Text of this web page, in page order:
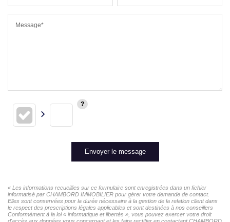
Message*
Envoyer le message
« Les informations recueillies sur ce formulaire sont enregistrées dans un fichier
informatisé par CHAMBORD IMMOBILIER pour gérer votre demande de contact.
Elles sont conservées pour la durée nécessaire à la gestion de la relation client dans
le respect des prescriptions légales applicables et sont destinées à nos conseillers
Conformément à la loi « informatique et libertés », vous pouvez exercer votre droit
d'accès aux données vous concernant et les faire rectifier en contactant CHAMBORD